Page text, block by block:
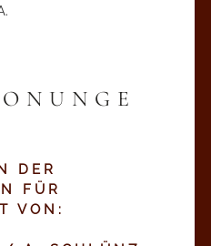
DER
FÜR
VON: